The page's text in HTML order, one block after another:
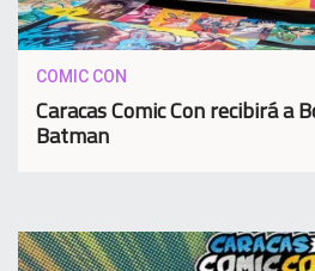
COMIC CON
Caracas Comic Con recibirá a
Batman